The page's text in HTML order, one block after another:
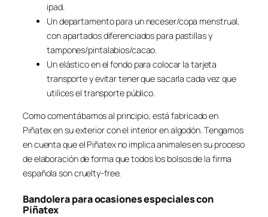
ipad.
Un departamento para un neceser/copa menstrual,
con apartados diferenciados para pastillas y
tampones/pintalabios/cacao.
Un elástico en el fondo para colocar la tarjeta
transporte y evitar tener que sacarla cada vez que
utilices el transporte público.
Como comentábamos al principio, está fabricado en
Piñatex en su exterior con el interior en algodón. Tengamos
en cuenta que el Piñatex no implica animales en su proceso
de elaboración de forma que todos los bolsos de la firma
española son cruelty-free.
Bandolera para ocasiones especiales con
Piñatex